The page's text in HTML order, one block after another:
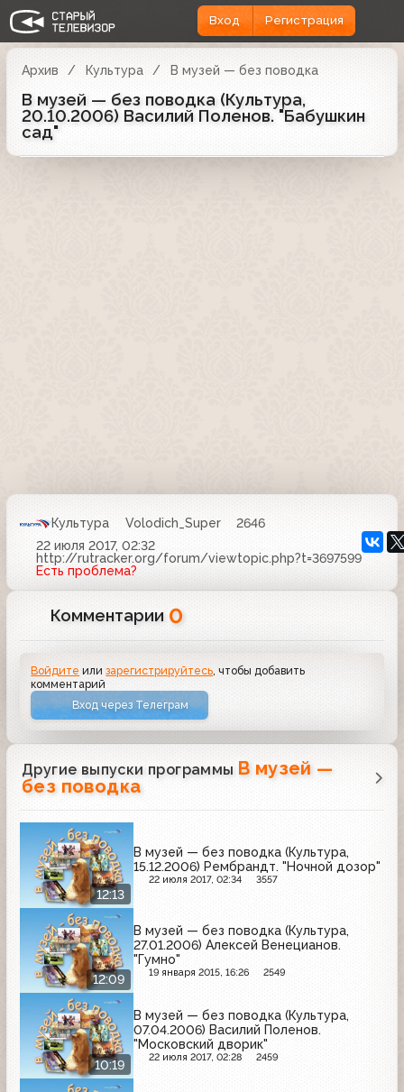
Вход Регистрация
Архив Культура В музей — без поводка
В музей — без поводка (Культура,
20.10.2006) Василий Поленов. "Бабушкин
сад"
Культура Volodich_Super
2646
22 июля 2017, 02:32
http://rutracker.org/forum/viewtopic.php?t=3697599
Есть проблема?
Комментарии 0
Войдите илизарегистрируйтесь , чтобы добавить
комментарий
Вход через Телеграм
Другие выпуски программы В музей —
без поводка
12:13
В музей — без поводка (Культура,
15.12.2006) Рембрандт. "Ночной дозор"
22 июля 2017, 02:34 3557
12:09
В музей — без поводка (Культура,
27.01.2006) Алексей Венецианов.
"Гумно"
19 января 2015, 16:26 2549
10:19
В музей — без поводка (Культура,
07.04.2006) Василий Поленов.
"Московский дворик"
22 июля 2017, 02:28 2459